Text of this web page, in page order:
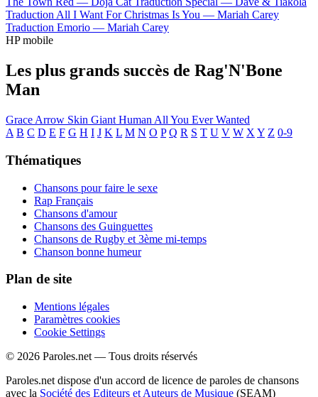
Traduction All I Want For Christmas Is You — Mariah Carey
Traduction Emorio — Mariah Carey
HP mobile
Les plus grands succès de Rag'N'Bone
Man
Grace Arrow Skin Giant Human All You Ever Wanted
A B C D E F G H I J K L M N O P Q R S T U V W X Y Z 0-9
Thématiques
Chansons pour faire le sexe
Rap Français
Chansons d'amour
Chansons des Guinguettes
Chansons de Rugby et 3ème mi-temps
Chanson bonne humeur
Plan de site
Mentions légales
Paramètres cookies
Cookie Settings
© 2026 Paroles.net — Tous droits réservés
Paroles.net dispose d'un accord de licence de paroles de chansons
avec la Société des Editeurs et Auteurs de Musique (SEAM)